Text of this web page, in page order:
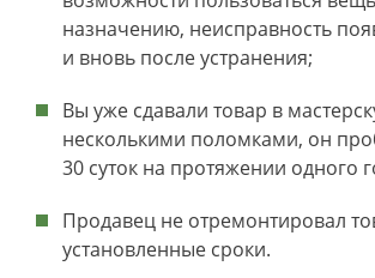
назначению, неисправность
и вновь после устранения;
Вы уже сдавали товар в
несколькими поломками, он
30 суток на протяжении одного
Продавец не отремонтировал
установленные сроки.